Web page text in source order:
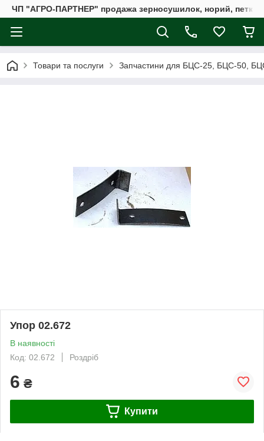
ЧП "АГРО-ПАРТНЕР" продажа зерносушилок, норий,
Товари та послуги Запчастини для БЦС-25, БЦС-50,
Упор 02.672
В наявності
Код: 02.672
Роздріб
6 ₴
Купити